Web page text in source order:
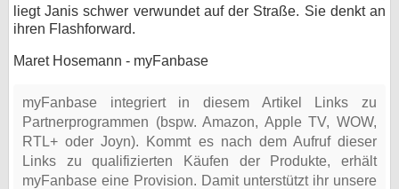
liegt Janis schwer verwundet auf der Straße. Sie denkt an
ihren Flashforward.
Maret Hosemann - myFanbase
myFanbase integriert in diesem Artikel Links zu
Partnerprogrammen (bspw. Amazon, Apple TV, WOW,
RTL+ oder Joyn). Kommt es nach dem Aufruf dieser
Links zu qualifizierten Käufen der Produkte, erhält
myFanbase eine Provision. Damit unterstützt ihr unsere